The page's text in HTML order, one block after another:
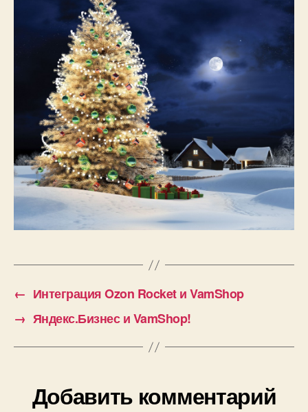
← Интеграция Ozon Rocket и VamShop
→ Яндекс.Бизнес и VamShop!
Добавить комментарий